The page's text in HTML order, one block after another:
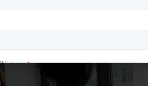
actualités